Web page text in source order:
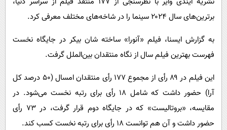
سرگرمی
فناوری
گوناگون
محیط زیست
سلامت
فرهنگی
پیامک
روانشناسی
آشپزی
دانلود
برترین‌های سال ۲۰۲۴ سینما را در شاخه‌های مختلف معرفی کرد.
به گزارش ایسنا، فیلم «آنورا» ساخته شان بیکر در جایگاه نخست
فهرست بهترین فیلم سال از نگاه منتقدان بین‌الملل گرفت.
این فیلم در ۸۹ رأی از مجموع ۱۷۷ رأی منتقدان امسال (۵۰ درصد کل
آرا) حضور داشت که شامل ۱۸ رأی برای رتبه نخست می‌شود. در
مقایسه، «بروتالیست» که در جایگاه دوم قرار گرفت، در ۷۳ رأی
حضور داشت و آن هم توانست ۱۸ رأی برای رتبه نخست کسب کند.